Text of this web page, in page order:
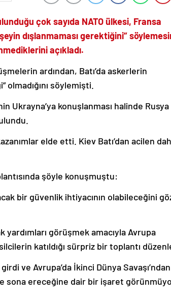
çok sayıda NATO ülkesi, Fransa
dışlanmaması gerektiğini”
açıkladı.
ardından, Batı’da askerlerin
olmadığını söylemişti.
Ukrayna’ya konuşlanması halinde Rusya
elde etti. Kiev Batı’dan acilen
şöyle konuşmuştu:
bir güvenlik ihtiyacının olabileceğini
yardımları görüşmek amacıyla Avrupa
katıldığı sürpriz bir toplantı
ve Avrupa’da İkinci Dünya
sona ereceğine dair bir işaret